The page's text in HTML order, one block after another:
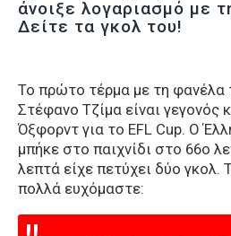
άνοιξε λογαριασμό με
Δείτε τα γκολ του!
Το πρώτο τέρμα με τη φανέλα
Στέφανο Τζίμα είναι γεγονός
Όξφορντ για το EFL Cup. Ο
μπήκε στο παιχνίδι στο 66ο
λεπτά είχε πετύχει δύο
πολλά ευχόμαστε: